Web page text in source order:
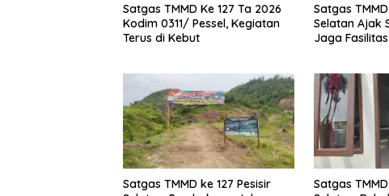
Satgas TMMD Ke 127 Ta 2026
Kodim 0311/ Pessel, Kegiatan
Terus di Kebut
Satgas
Selatan Ajak
Jaga
Satgas TMMD ke 127 Pesisir
Satgas